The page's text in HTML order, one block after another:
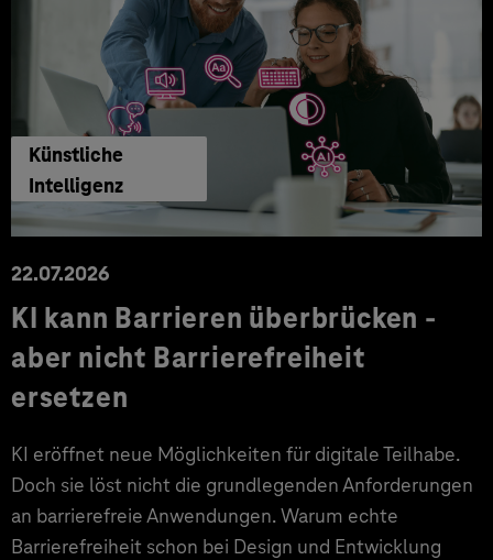
Künstliche
Intelligenz
22.07.2026
KI kann Barrieren überbrücken -
aber nicht Barrierefreiheit
ersetzen
KI eröffnet neue Möglichkeiten für digitale Teilhabe.
Doch sie löst nicht die grundlegenden Anforderungen
an barrierefreie Anwendungen. Warum echte
Barrierefreiheit schon bei Design und Entwicklung